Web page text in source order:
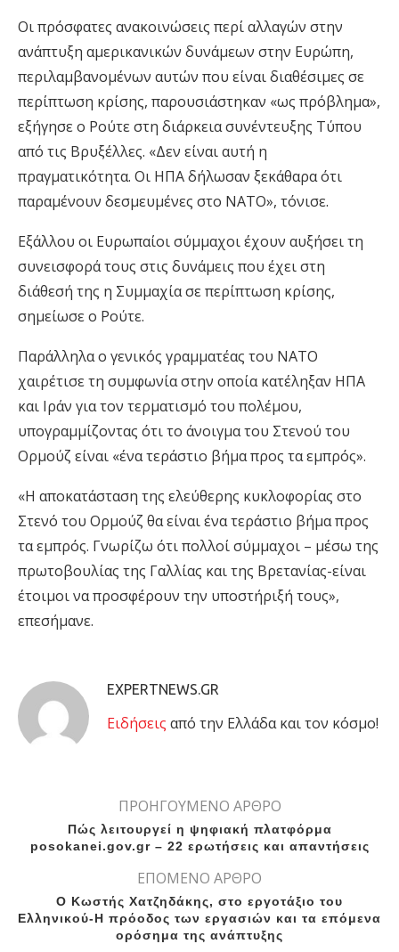
Οι πρόσφατες ανακοινώσεις περί αλλαγών στην
ανάπτυξη αμερικανικών δυνάμεων στην Ευρώπη,
περιλαμβανομένων αυτών που είναι διαθέσιμες σε
περίπτωση κρίσης, παρουσιάστηκαν «ως πρόβλημα»,
εξήγησε ο Ρούτε στη διάρκεια συνέντευξης Τύπου
από τις Βρυξέλλες. «Δεν είναι αυτή η
πραγματικότητα. Οι ΗΠΑ δήλωσαν ξεκάθαρα ότι
παραμένουν δεσμευμένες στο ΝΑΤΟ», τόνισε.
Εξάλλου οι Ευρωπαίοι σύμμαχοι έχουν αυξήσει τη
συνεισφορά τους στις δυνάμεις που έχει στη
διάθεσή της η Συμμαχία σε περίπτωση κρίσης,
σημείωσε ο Ρούτε.
Παράλληλα ο γενικός γραμματέας του ΝΑΤΟ
χαιρέτισε τη συμφωνία στην οποία κατέληξαν ΗΠΑ
και Ιράν για τον τερματισμό του πολέμου,
υπογραμμίζοντας ότι το άνοιγμα του Στενού του
Ορμούζ είναι «ένα τεράστιο βήμα προς τα εμπρός».
«Η αποκατάσταση της ελεύθερης κυκλοφορίας στο
Στενό του Ορμούζ θα είναι ένα τεράστιο βήμα προς
τα εμπρός. Γνωρίζω ότι πολλοί σύμμαχοι – μέσω της
πρωτοβουλίας της Γαλλίας και της Βρετανίας-είναι
έτοιμοι να προσφέρουν την υποστήριξή τους»,
επεσήμανε.
EXPERTNEWS.GR
Eιδήσεις από την Ελλάδα και τον κόσμο!
ΠΡΟΗΓΟΥΜΕΝΟ ΑΡΘΡΟ
Πώς λειτουργεί η ψηφιακή πλατφόρμα
posokanei.gov.gr – 22 ερωτήσεις και απαντήσεις
ΕΠΟΜΕΝΟ ΑΡΘΡΟ
Ο Κωστής Χατζηδάκης, στο εργοτάξιο του
Ελληνικού-Η πρόοδος των εργασιών και τα επόμενα
ορόσημα της ανάπτυξης